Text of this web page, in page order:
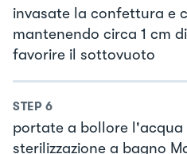
invasate la confettura e
mantenendo circa 1 cm
favorire il sottovuoto
STEP 6
portate a bollore l'acqua
sterilizzazione a bagno